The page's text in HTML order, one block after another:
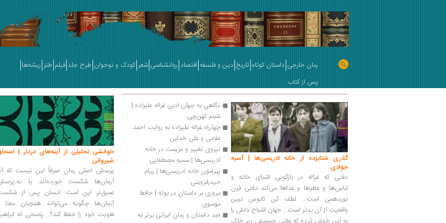
رمان خارجی داستان کوتاه تاریخ دین و فلسفه اقتصاد روانشناسی شعر کودک و نوجوان طرح جلد فیلم طنز ریشه‌ها
پس از کتاب
گذری شتابزده از خانه ادریسی‌ها | آسیه
جوادی
دقتی که غزاله در بازگویی اشیای خانه و
لباس‌ها و عطر‌ها و غذا‌ها می‌کند دقتی قرن
نوزدهمی است... لطف کن کابوس نبین
واقعیت از آن بدتر است... جهان اشباح دلش را
شبنم کهن‌چی
غلامی و علی خدایی
ادریسی‌ها | سمیه مصطفایی
حیدرقزوینی
موسوی
خوانشی تحلیلی از آینه‌های دردار |
شیروانی
پرسش اصلی رمان صرفاً این نیست که
آرمان‌ها شکست خورده‌اند یا
عمیق‌تر این است: انسان پس از
آرمان‌ها چگونه می‌تواند همچنان معنا
هویت خود را حفظ کند؟... پاسخی که